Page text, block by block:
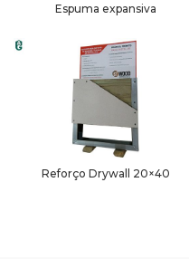
Espuma expansiva
Reforço Drywall 20×40